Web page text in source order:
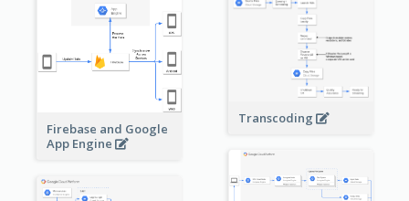
Firebase and Google
App Engine
Transcoding